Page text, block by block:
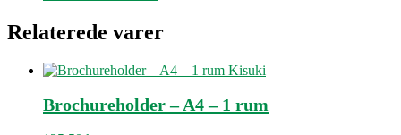
Relaterede varer
Brochureholder – A4 – 1 rum